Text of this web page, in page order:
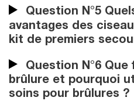
Question N°5
avantages des
kit de premiers
Question N°6
brûlure et pourquoi
soins pour brûlures ?